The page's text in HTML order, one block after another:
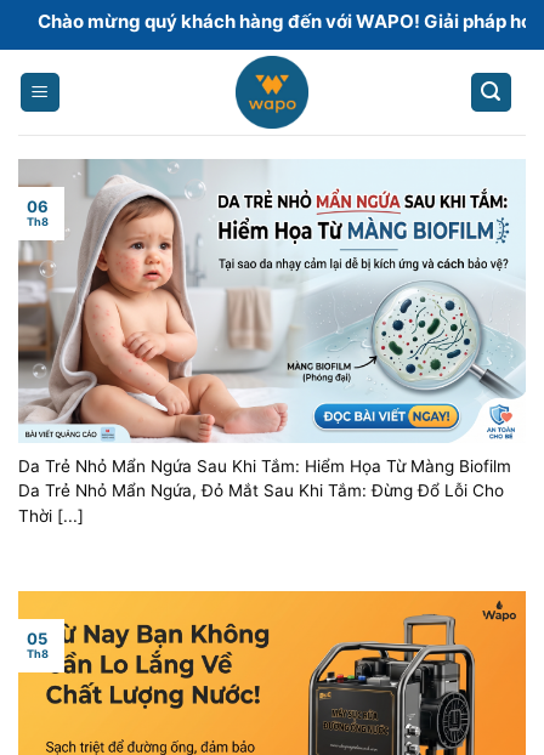
to
content
quý khách hàng đến với WAPO! Giải pháp hoàn thiện
Da Trẻ Nhỏ Mẩn Ngứa Sau Khi Tắm: Hiểm Họa Từ Màng Biofilm
Da Trẻ Nhỏ Mẩn Ngứa, Đỏ Mắt Sau Khi Tắm: Đừng Đổ Lỗi Cho
Thời [...]
06
Th8
05
Th8